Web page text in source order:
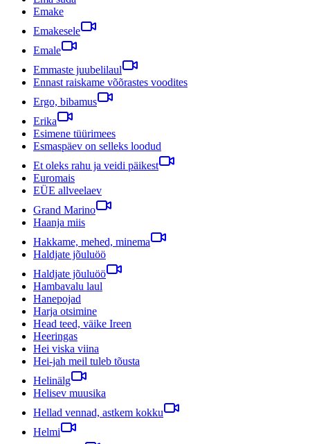
Emake
Emakesele
Emale
Emmaste juubelilaul
Ennast raiskame võõrastes voodites
Ergo, bibamus
Erika
Esimene tüürimees
Esmaspäev on selleks loodud
Et oleks rahu ja veidi päikest
Euromais
EÜE allveelaev
Grand Marino
Haanja miis
Hakkame, mehed, minema
Haldjate jõuluöö
Haldjate jõuluöö
Hambavalu laul
Hanepojad
Harja otsimine
Head teed, väike Ireen
Heeringas
Hei viska viina
Hei-jah meil tuleb tõusta
Helinälg
Helisev muusika
Hellad vennad, astkem kokku
Helmi